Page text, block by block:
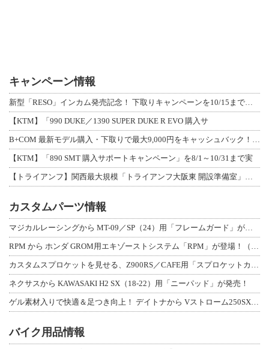
キャンペーン情報
【KTM】「990 DUKE／1390 SUPER DUKE R EVO 購入サ
【KTM】「890 SMT 購入サポートキャンペーン」を8/1～10/31まで実
カスタムパーツ情報
ネクサスから KAWASAKI H2 SX（18-22）用「ニーパッド」が発売！
バイク用品情報